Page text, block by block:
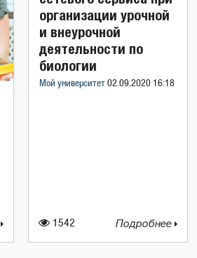
1542
организации урочной
и внеурочной
деятельности по
биологии
Мой университет 02.09.2020 16:18
Подробнее